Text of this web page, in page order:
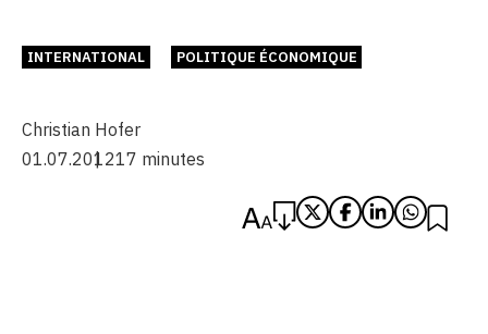
INTERNATIONAL POLITIQUE ÉCONOMIQUE
Christian Hofer
01.07.201217 minutes